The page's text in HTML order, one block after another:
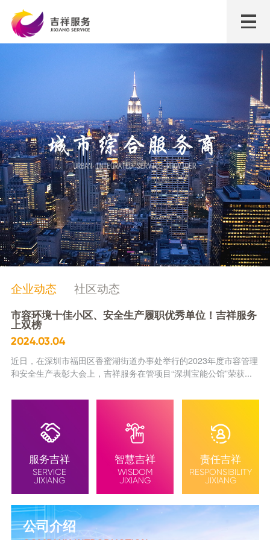
企业动态 社区动态
市容环境十佳小区、安全生产履职优秀单位！吉祥服务
上双榜
2024.03.04
近日，在深圳市福田区香蜜湖街道办事处举行的2023年度市容管理
和安全生产表彰大会上，吉祥服务在管项目“深圳宝能公馆”荣获...
服务吉祥
SERVICE
JIXIANG
智慧吉祥
WISDOM
JIXIANG
责任吉祥
RESPONSIBILITY
JIXIANG
公司介绍